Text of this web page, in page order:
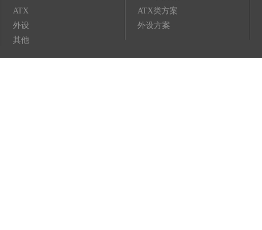
ATX
外设
其他
ATX类方案
外设方案